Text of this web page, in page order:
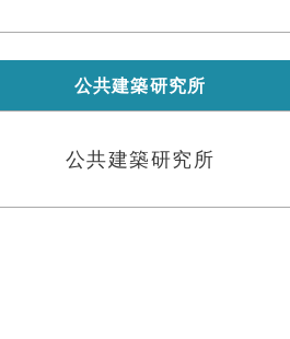
公共建築研究所
公共建築研究所